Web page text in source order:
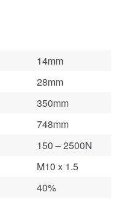
14mm
28mm
350mm
748mm
150 – 2500N
M10 x 1.5
40%